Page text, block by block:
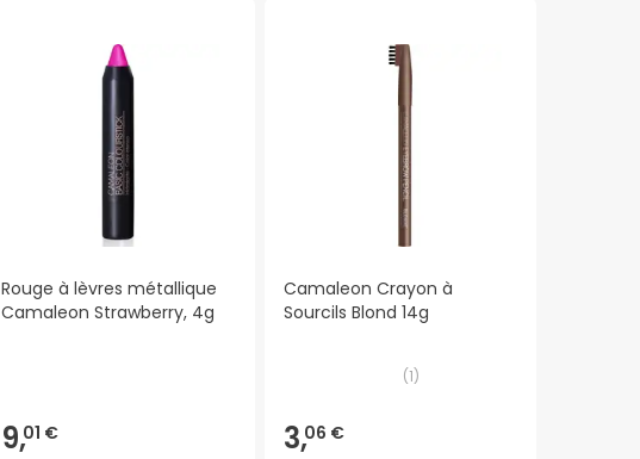
Rouge à lèvres métallique
Camaleon Strawberry, 4g
9,01 €
Camaleon Crayon à
Sourcils Blond 14g
(1)
3,06 €